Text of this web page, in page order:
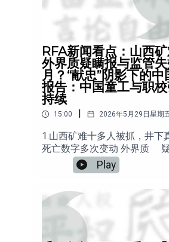
RFA新闻看点：山西
外界质疑瞒报与监管
月？“献忠”阴影下的
报告：中国童工与职
持续
15:00 2026年5月29日星期
1.山西矿难十多人被抓，井下
死亡数字多次变动 外界质
2.CHRD报告（中国人权捍卫
与职校强制实习问题持续3.血
下的中国社会4.新疆哈萨克作
羁押。5.从特朗普到普京：北
战略空间？
Play